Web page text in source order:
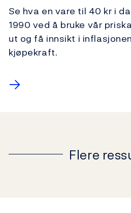
Se hva en vare til 40 kr i
1990 ved å bruke vår
ut og få innsikt i
kjøpekraft.
→
Flere